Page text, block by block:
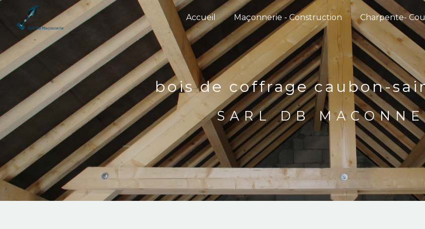
Accueil Maçonnerie - Construction Charpente-
bois de coffrage caubon-
SARL DB
Panneau de gestion des cookies